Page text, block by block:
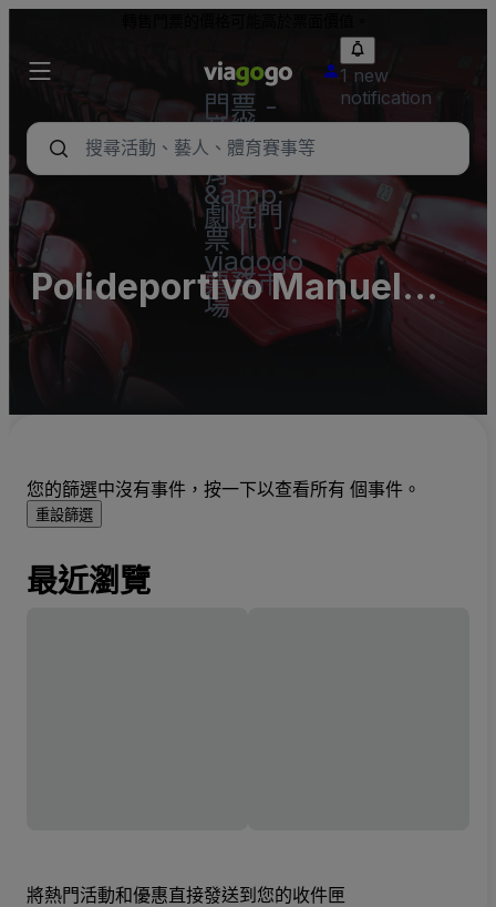
門票 -
音樂
會、體
育
&amp;
劇院門
票 |
viagogo
票務市
場
1 new
notification
Polideportivo Manuel
Avila Camacho
您的篩選中沒有事件，按一下以查看所有 個事件。
重設篩選
最近瀏覽
將熱門活動和優惠直接發送到您的收件匣